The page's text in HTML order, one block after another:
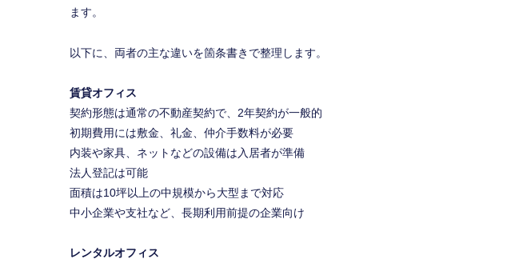
ます。
以下に、両者の主な違いを箇条書きで整理します。
賃貸オフィス
契約形態は通常の不動産契約で、2年契約が一般的
初期費用には敷金、礼金、仲介手数料が必要
内装や家具、ネットなどの設備は入居者が準備
法人登記は可能
面積は10坪以上の中規模から大型まで対応
中小企業や支社など、長期利用前提の企業向け
レンタルオフィス